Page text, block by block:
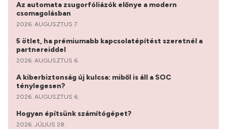
Az automata zsugorfóliázók előnye a modern
csomagolásban
2026. AUGUSZTUS 7.
5 ötlet, ha prémiumabb kapcsolatépítést szeretnél a
partnereiddel
2026. AUGUSZTUS 6.
A kiberbiztonság új kulcsa: miből is áll a SOC
ténylegesen?
2026. AUGUSZTUS 6.
Hogyan építsünk számítógépet?
2026. JÚLIUS 28.